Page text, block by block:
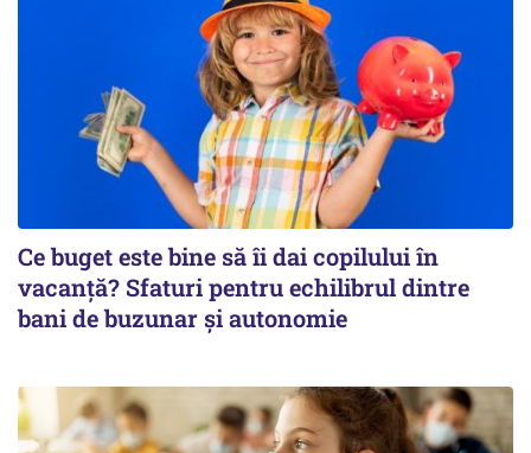
Ce buget este bine să îi dai copilului în
vacanță? Sfaturi pentru echilibrul dintre
bani de buzunar și autonomie